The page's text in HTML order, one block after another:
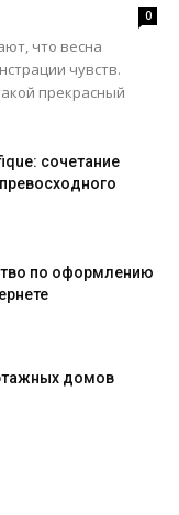
0
что весна
чувств.
прекрасный
сочетание
по оформлению
домов